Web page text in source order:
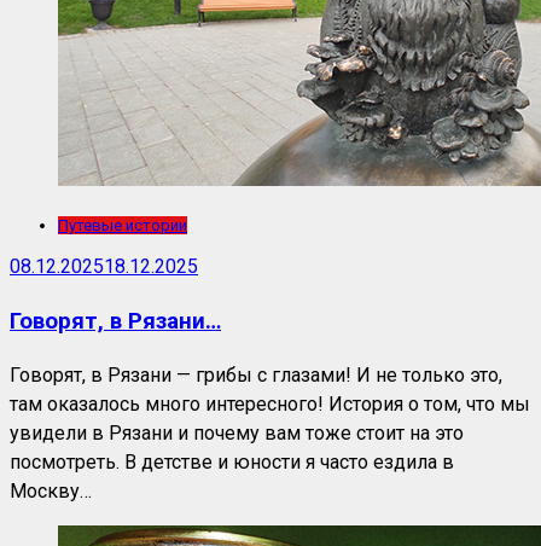
Путевые истории
08.12.202518.12.2025
Говорят, в Рязани…
Говорят, в Рязани — грибы с глазами! И не только это,
там оказалось много интересного! История о том, что мы
увидели в Рязани и почему вам тоже стоит на это
посмотреть. В детстве и юности я часто ездила в
Москву…